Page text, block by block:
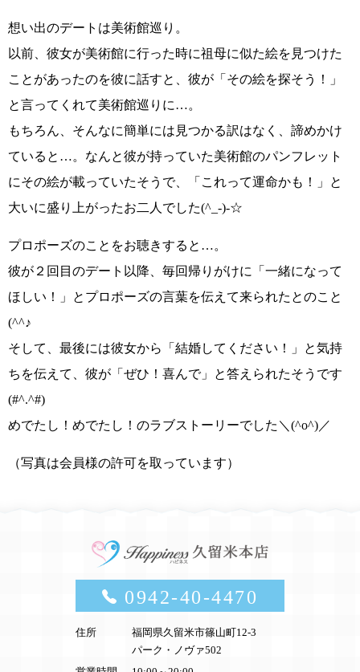
想い出のデートは美術館巡り 。
以前、彼女が美術館に行った時に祖母に似た絵を見つけた
ことがあったのを彼に話すと、彼が 「その絵を探そう！」
と言ってくれて美術館巡りに…。
もちろん、そんなに簡単には見つかる訳はなく、諦めかけ
ていると…。なんと彼が持っていた美術館のパンフレット
にその絵が載っていたそうで、
「これって運命かも！」
と
大いに盛り上がったお二人でした(^_-)-☆
プロポーズのことをお聴きすると…。
彼が２回目のデート以降、毎回帰りがけに
「一緒になって
ほしい！」
とプロポーズの言葉を伝えて来られたとのこと
(^^♪
そして、最後には彼女から
「結婚してください！」
と気持
ちを伝えて、彼が 「ぜひ！喜んで」
と答えられたそうです
(#^.^#)
めでたし！めでたし！のラブストーリーでした＼(^o^)／
（写真は会員様の許可を取っています）
0942-40-4470
住所
福岡県久留米市篠山町12-3
パーク・ノヴァ502